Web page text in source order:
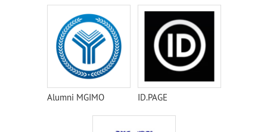
Alumni MGIMO ID.PAGE